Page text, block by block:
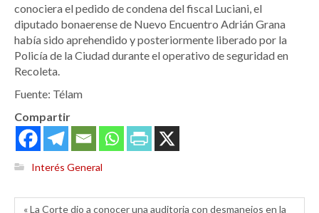
conociera el pedido de condena del fiscal Luciani, el
diputado bonaerense de Nuevo Encuentro Adrián Grana
había sido aprehendido y posteriormente liberado por la
Policía de la Ciudad durante el operativo de seguridad en
Recoleta.
Fuente: Télam
Compartir
Interés General
« La Corte dio a conocer una auditoria con desmanejos en la